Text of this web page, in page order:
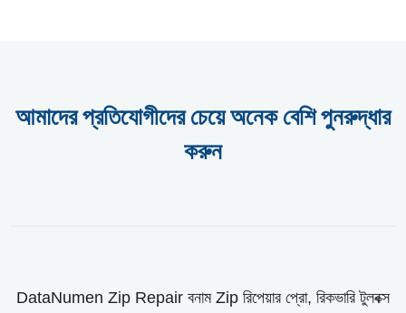
আমাদের প্রতিযোগীদের চেয়ে অনেক বেশি পুনরুদ্ধার
করুন
DataNumen Zip Repair বনাম Zip রিপেয়ার প্রো, রিকভারি টুলবক্স